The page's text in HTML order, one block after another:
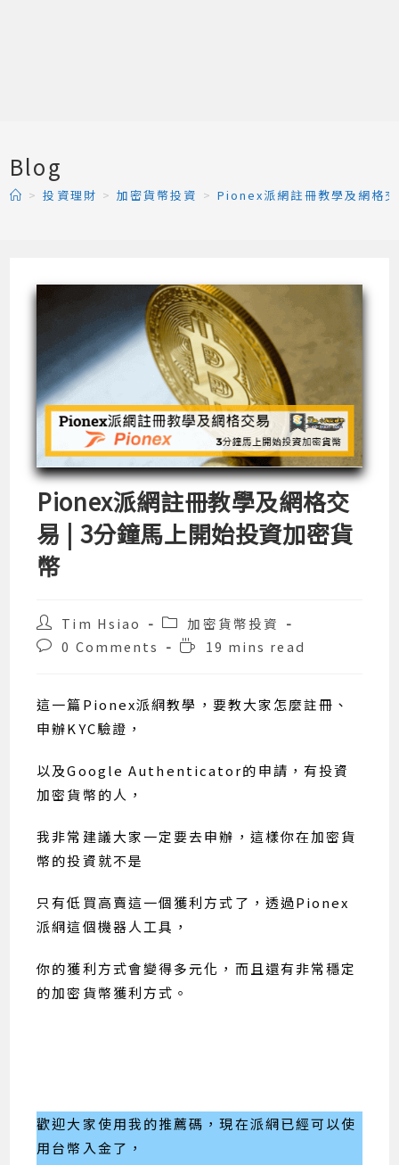
Blog
> 投資理財 > 加密貨幣投資 > Pionex派網註冊教學及網格
Pionex派網註冊教學及網格交
易 | 3分鐘馬上開始投資加密貨
幣
Post
author:
Tim Hsiao
Post
category:
加密貨幣投資
Post0 Comments
Reading
19 mins read
這一篇Pionex派網教學，要教大家怎麼註冊、
申辦KYC驗證，
以及Google Authenticator的申請，有投資
加密貨幣的人，
我非常建議大家一定要去申辦，這樣你在加密貨
幣的投資就不是
只有低買高賣這一個獲利方式了，透過Pionex
派網這個機器人工具，
你的獲利方式會變得多元化，而且還有非常穩定
的加密貨幣獲利方式。
歡迎大家使用我的推薦碼，現在派網已經可以使
用台幣入金了，